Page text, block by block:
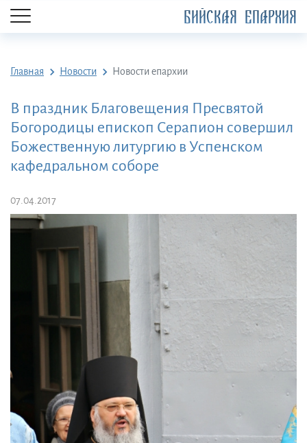
БИЙСКАЯ ЕПАРХИЯ
Главная Новости Новости епархии
В праздник Благовещения Пресвятой
Богородицы епископ Серапион совершил
Божественную литургию в Успенском
кафедральном соборе
07.04.2017